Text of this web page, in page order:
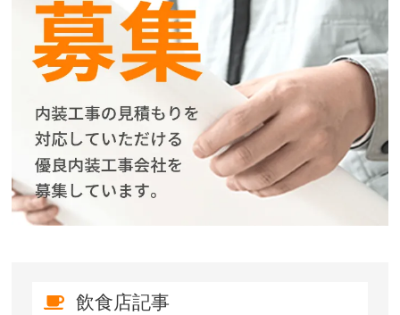
飲食店記事